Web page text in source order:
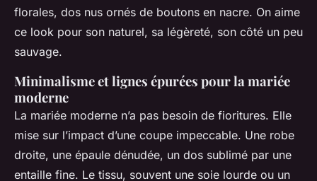
florales, dos nus ornés de boutons en nacre. On aime
ce look pour son naturel, sa légèreté, son côté un peu
sauvage.
Minimalisme et lignes épurées pour la mariée
moderne
La mariée moderne n’a pas besoin de fioritures. Elle
mise sur l’impact d’une coupe impeccable. Une robe
droite, une épaule dénudée, un dos sublimé par une
entaille fine. Le tissu, souvent une soie lourde ou un